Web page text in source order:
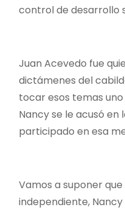
control de desarrollo
Juan Acevedo fue
dictámenes del
tocar esos temas
Nancy se le acusó en
participado en esa
Vamos a suponer
independiente,